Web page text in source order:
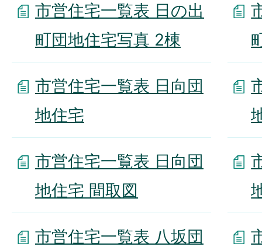
市営住宅一覧表 日の出
町団地住宅写真 2棟
市営住宅一覧表 日向団
地住宅
市営住宅一覧表 日向団
地住宅 間取図
市営住宅一覧表 八坂団